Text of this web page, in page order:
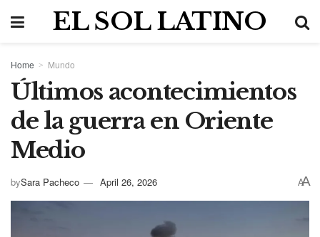
EL SOL LATINO
Home Mundo
Últimos acontecimientos
de la guerra en Oriente
Medio
bySara Pacheco April 26, 2026 AA